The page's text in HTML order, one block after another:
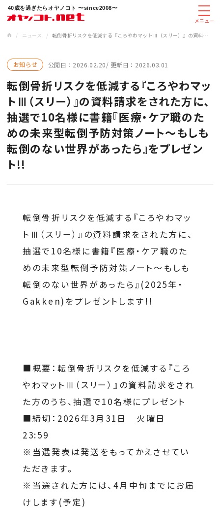
40歳を過ぎたらオヤノコト 〜since2008〜
メニュー
/
ニュース / 転倒骨折リスクを低減する『ころやわマットⅢ（スリー）』の資料請求をされた方に、抽選で10名様に書籍『医療・ケア職のための未来型転倒予防対策ノート～もしも転倒のない世界があったら』をプレゼント!!
お知らせ 公開日： 2026.02.20 更新日： 2026.03.01
転倒骨折リスクを低減する『ころやわマッ
トⅢ（スリー）』の資料請求をされた方に、
抽選で10名様に書籍『医療・ケア職のた
めの未来型転倒予防対策ノート～もしも
転倒のない世界があったら』をプレゼン
ト!!
転倒骨折リスクを低減する『ころやわマッ
トⅢ（スリー）』の資料請求をされた方に、
抽選で10名様に書籍『医療・ケア職のた
めの未来型転倒予防対策ノート～もしも
転倒のない世界があったら』(2025年・
Gakken)をプレゼントします!!
■概要：転倒骨折リスクを低減する『ころ
やわマットⅢ（スリー）』の資料請求をされ
た方のうち、抽選で10名様にプレゼント
■締切：2026年3月31日 火曜日
23:59
※当選発表は発送をもってかえさせてい
ただきます。
※当選された方には、4月中旬までにお届
けします(予定)